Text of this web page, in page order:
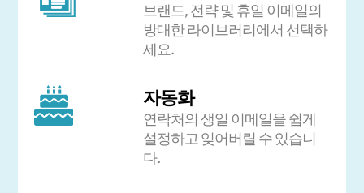
브랜드, 전략 및 휴일 이메일의
방대한 라이브러리에서 선택하
세요.
자동화
연락처의 생일 이메일을 쉽게
설정하고 잊어버릴 수 있습니
다.